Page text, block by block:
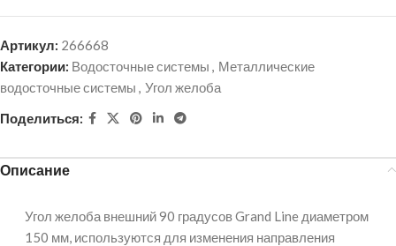
Артикул: 266668
Категории: Водосточные системы , Металлические
водосточные системы , Угол желоба
Поделиться:
Описание
Угол желоба внешний 90 градусов Grand Line диаметром
150 мм, используются для изменения направления